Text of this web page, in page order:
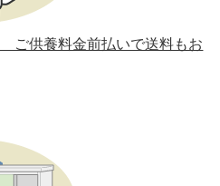
30年11月28日(水)
30年5月23日(水)
29年6月14日(水)
28年12月15日(木)
供養料金前払いで送料もお